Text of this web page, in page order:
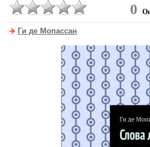
0
Ги де Мопассан